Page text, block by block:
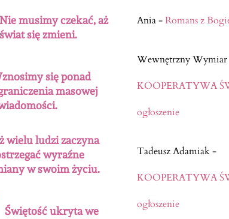
Nie musimy czekać, aż
świat się zmieni.
się ponad
masowej
wielu ludzi zaczyna
wyraźne
w swoim życiu.
Świętość ukryta we
Ania-Romans z
Wewnętrzny Wymiar
KOOPERATYWA
ogłoszenie
Tadeusz Adamiak-
KOOPERATYWA
ogłoszenie